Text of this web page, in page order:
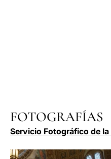
FOTOGRAFÍAS
Servicio Fotográfico de la